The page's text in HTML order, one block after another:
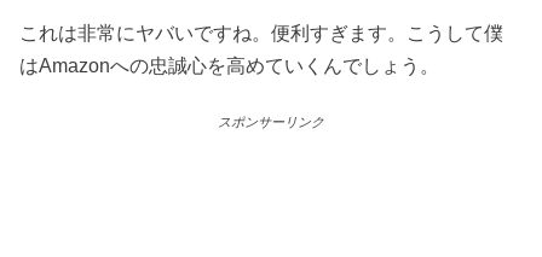
これは非常にヤバいですね。便利すぎます。こうして僕
はAmazonへの忠誠心を高めていくんでしょう。
スポンサーリンク